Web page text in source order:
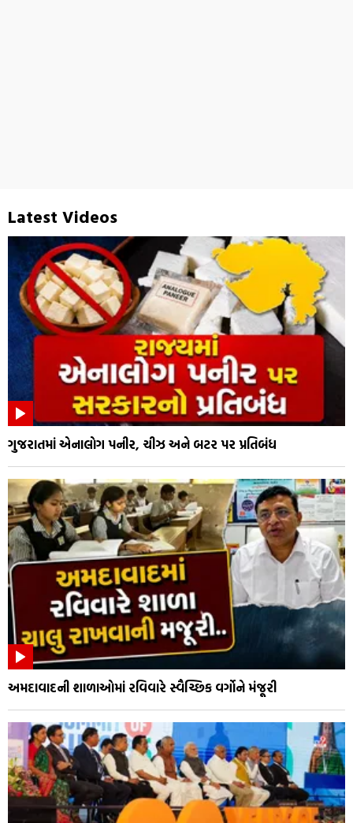
Latest Videos
ગુજરાતમાં એનાલોગ પનીર, ચીઝ અને બટર પર પ્રતિબંધ
અમદાવાદની શાળાઓમાં રવિવારે સ્વૈચ્છિક વર્ગોને મંજૂરી